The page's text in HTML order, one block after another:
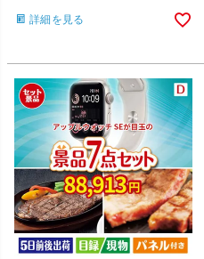
詳細を見る